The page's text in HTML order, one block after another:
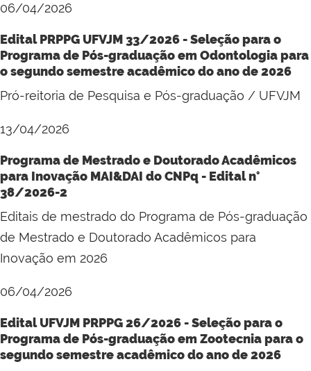
06/04/2026
Edital PRPPG UFVJM 33/2026 - Seleção para o
Programa de Pós-graduação em Odontologia para
o segundo semestre acadêmico do ano de 2026
Pró-reitoria de Pesquisa e Pós-graduação / UFVJM
13/04/2026
Programa de Mestrado e Doutorado Acadêmicos
para Inovação MAI&DAI do CNPq - Edital n°
38/2026-2
Editais de mestrado do Programa de Pós-graduação
de Mestrado e Doutorado Acadêmicos para
Inovação em 2026
06/04/2026
Edital UFVJM PRPPG 26/2026 - Seleção para o
Programa de Pós-graduação em Zootecnia para o
segundo semestre acadêmico do ano de 2026